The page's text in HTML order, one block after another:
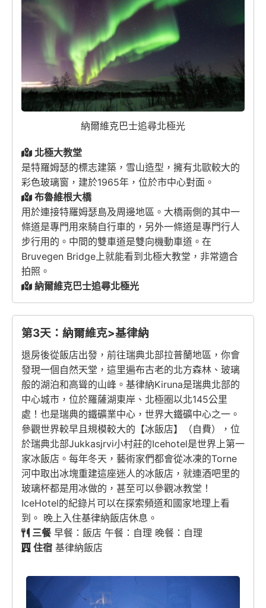
納爾維克巴士追尋北極光
北極大教堂
是特羅姆瑟的標志建築，雪山造型，擁有北歐較大的
彩色玻璃窗，建於1965年，位於市中心對面。
布魯維根大橋
用於連接特羅姆瑟島及周邊地區。大橋兩側的其中一
條道是專門用來騎自行車的，另外一條道是專門行人
步行用的。中間的雙車道是雙向機動車道。在
Bruvegen Bridge上就能看到北極大教堂，非常適合
拍照。
納爾維克巴士追尋北極光
第3天：納爾維克>基律納
退房後從飯店出發，前往瑞典北部拉普蘭地區，你會
發現一個自然天堂，這里遍布古老的北方森林、玻璃
般的湖泊和高聳的山峰。基律納Kiruna是瑞典北部的
中心城市，位於羅薩湖東岸、北極圈以北145公里
處！也是瑞典的鐵礦業中心，世界大鐵礦中心之一。
參觀世界較早且規模較大的【冰飯店】（自費），位
於瑞典北部Jukkasjrvi小村莊的Icehotel是世界上第一
家冰飯店。每年冬天，藝術家們都會從冰凍的Torne
河中取出冰塊重建這座迷人的冰飯店，就連酒吧里的
玻璃杯都是用冰做的，甚至可以參觀冰教堂！
IceHotel的紀錄片可以在探索頻道和國家地理上看
到。 晚上入住基律納飯店休息。
三餐早餐：飯店 午餐：自理 晚餐：自理
住宿 基律納飯店